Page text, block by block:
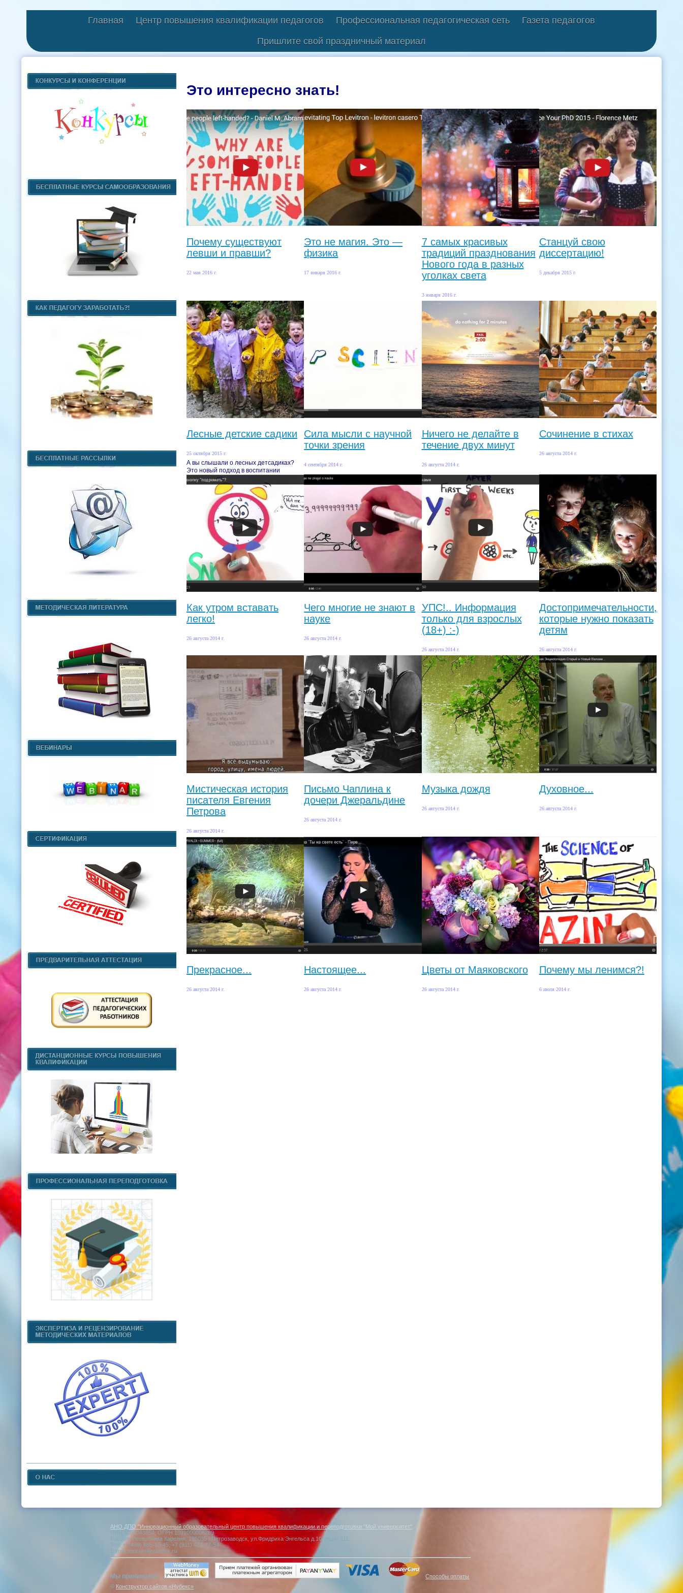
Главная Центр повышения квалификации педагогов Профессиональная педагогическая сеть Газета педагогов
Пришлите свой праздничный материал
Это интересно знать!
Почему существуют
левши и правши?
22 мая 2016 г.
Это не магия. Это —
физика
17 января 2016 г.
7 самых красивых
традиций празднования
Нового года в разных
уголках света
3 января 2016 г.
Станцуй свою
диссертацию!
5 декабря 2015 г.
Лесные детские садики
25 октября 2015 г.
А вы слышали о лесных детсадиках?
Это новый подход в воспитании
Сила мысли с научной
точки зрения
4 сентября 2014 г.
Ничего не делайте в
течение двух минут
26 августа 2014 г.
Сочинение в стихах
26 августа 2014 г.
Как утром вставать
легко!
26 августа 2014 г.
Чего многие не знают в
науке
26 августа 2014 г.
УПС!.. Информация
только для взрослых
(18+) :-)
26 августа 2014 г.
Достопримечательности,
которые нужно показать
детям
26 августа 2014 г.
Мистическая история
писателя Евгения
Петрова
26 августа 2014 г.
Письмо Чаплина к
дочери Джеральдине
26 августа 2014 г.
Музыка дождя
26 августа 2014 г.
Духовное...
26 августа 2014 г.
Прекрасное...
26 августа 2014 г.
Настоящее...
26 августа 2014 г.
Цветы от Маяковского
26 августа 2014 г.
Почему мы ленимся?!
6 июля 2014 г.
АНО ДПО "Инновационный образовательный центр повышения квалификации и переподготовки "Мой университет"
ИНН 1001043954, ОГРН 1031000006289
Россия, Республика Карелия, 185035 г.Петрозаводск, ул.Фридриха Энгельса д.10, офис 211
Тел: +7(499) 685-10-45, +7 (911) 422-27-54
E-mail: moi-uni@yandex.ru
Мы принимаем:
Способы оплаты
© Конструктор сайтов «Нубекс»